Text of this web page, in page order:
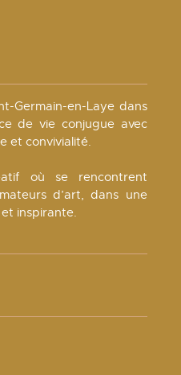
Germain-en-Laye dans
de vie conjugue avec
et convivialité.
où se rencontrent
d’art, dans une
inspirante.